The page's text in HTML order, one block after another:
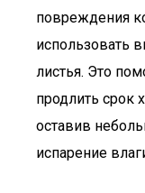
повреждения
использовать
листья. Это
продлить срок
оставив
испарение